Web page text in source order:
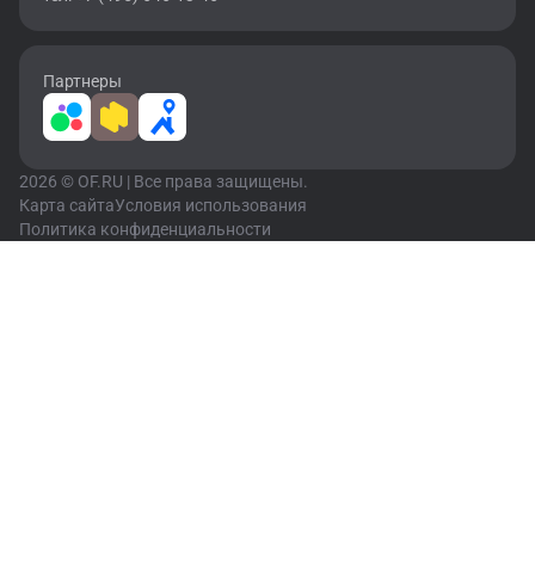
Партнеры
2026 © OF.RU | Все права защищены.
Карта сайтаУсловия использования
Политика конфиденциальности